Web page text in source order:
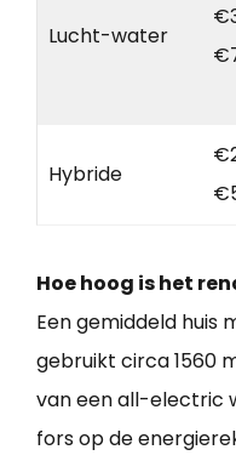
Lucht-water
Hybride
Hoe hoog is het
Een gemiddeld huis
gebruikt circa 1560
van een all-electric
fors op de